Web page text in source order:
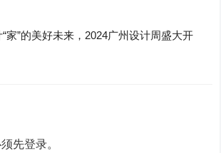
“家”的美好未来，2024广州设计周盛大开
先登录。